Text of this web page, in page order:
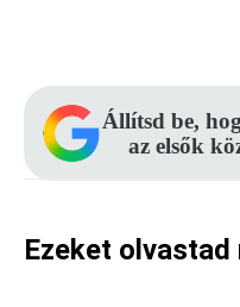
Állítsd be,
az elsők
Ezeket olvastad